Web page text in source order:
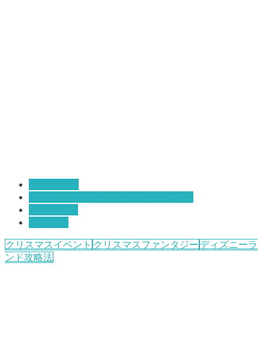
クリスマスイベント クリスマスファンタジー ディズニーラ
ンド攻略法